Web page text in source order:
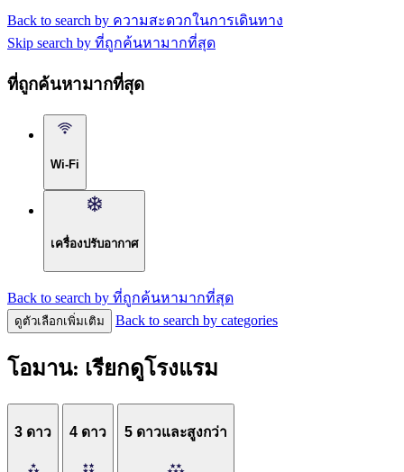
Back to search by ความสะดวกในการเดินทาง
Skip search by ที่ถูกค้นหามากที่สุด
ที่ถูกค้นหามากที่สุด
Wi-Fi
เครื่องปรับอากาศ
Back to search by ที่ถูกค้นหามากที่สุด
ดูตัวเลือกเพิ่มเติม Back to search by categories
โอมาน: เรียกดูโรงแรม
3 ดาว 4 ดาว 5 ดาวและสูงกว่า